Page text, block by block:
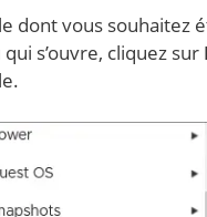
dont vous souhaitez
s’ouvre, cliquez sur